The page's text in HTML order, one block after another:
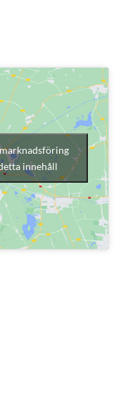
innehåll